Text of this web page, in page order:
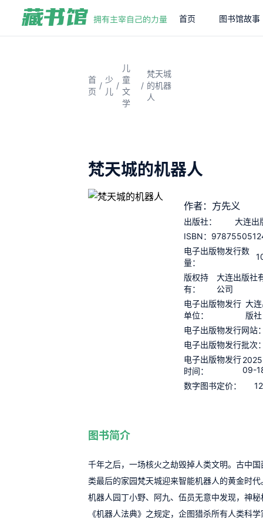
首页 图书馆故事
首
页
/
少
儿
/
儿
童
文
学
/
梵天城
的机器
人
梵天城的机器人
作者：方先义
出版社：
大连出
ISBN：
电子出版物发行数
量：
版权持
有：
大连出版社
公司
电子出版物发行
单位：
大
版社
电子出版物发行网站
电子出版物发行批次
电子出版物发行
时间：
09-
数字图书定价：
图书简介
千年之后，一场核火之劫毁掉人类文明。古中
类最后的家园梵天城迎来智能机器人的黄金时代
机器人园丁小野、阿九、伍员无意中发现，神秘
《机器人法典》之规定，企图猎杀所有人类科